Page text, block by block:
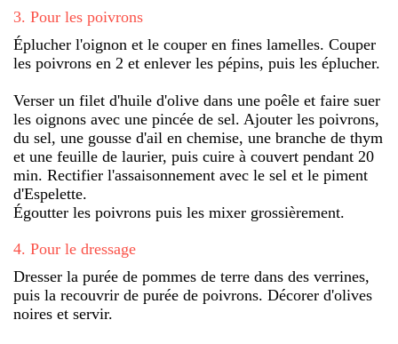
3. Pour les poivrons
Éplucher l'oignon et le couper en fines lamelles. Couper
les poivrons en 2 et enlever les pépins, puis les éplucher.
Verser un filet d'huile d'olive dans une poêle et faire suer
les oignons avec une pincée de sel. Ajouter les poivrons,
du sel, une gousse d'ail en chemise, une branche de thym
et une feuille de laurier, puis cuire à couvert pendant 20
min. Rectifier l'assaisonnement avec le sel et le piment
d'Espelette.
Égoutter les poivrons puis les mixer grossièrement.
4. Pour le dressage
Dresser la purée de pommes de terre dans des verrines,
puis la recouvrir de purée de poivrons. Décorer d'olives
noires et servir.